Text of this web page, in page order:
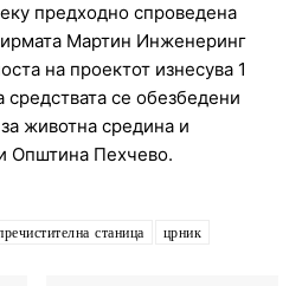
предходно спроведена
Мартин Инженеринг
на проектот изнесува 1
се обезбедени
животна средина и
Општина Пехчево.
станица црник